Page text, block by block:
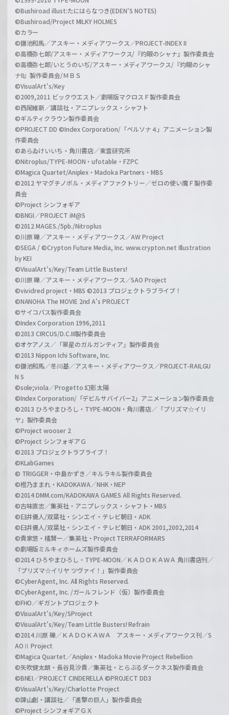
©Bushiroad illust:たにはらなつき(EDEN'S NOTES)
©Bushiroad/Project MILKY HOLMES
©カラー
©鎌池和馬／アスキー・メディアワークス／PROJECT-INDEX II
©高橋弥七郎/アスキー・メディアワークス/『灼眼のシャナ』製作委員会
©高橋弥七郎/いとうのいぢ/アスキー・メディアワークス/『灼眼のシャ
ナII』製作委員会/ＭＢＳ
©VisualArt's/Key
©2009,2011 ビックウエスト／劇場版マクロスＦ製作委員会
©西尾維新／講談社・アニプレックス・シャフト
©ギルティクラウン製作委員会
©PROJECT DD ©Index Corporation/「ペルソナ４」アニメーション製
作委員会
©あらゐけいいち・角川書店／東雲研究所
©Nitroplus/TYPE-MOON・ufotable・FZPC
©Magica Quartet/Aniplex・Madoka Partners・MBS
©2012 ヤマグチノボル・メディアファクトリー／ゼロの使い魔Ｆ製作委
員会
©Project シンフォギア
©BNGI／PROJECT iM@S
©2012 MAGES./5pb./Nitroplus
©川原 礫／アスキー・メディアワークス／AW Project
©SEGA / ©Crypton Future Media, Inc. www.crypton.net Illustration
by KEI
©VisualArt's/Key/Team Little Busters!
©川原 礫／アスキー・メディアワークス／SAO Project
©vividred project・MBS ©2013 プロジェクトラブライブ！
©NANOHA The MOVIE 2nd A's PROJECT
©サイコパス製作委員会
©Index Corporation 1996,2011
©2013 CIRCUS/D.C.III製作委員会
©オケアノス／「翠星のガルガンティア」製作委員会
©2013 Nippon Ichi Software, Inc.
©鎌池和馬／冬川基／アスキー・メディアワークス／PROJECT-RAILGU
N S
©sole;viola／Progetto 幻影太陽
©Index Corporation/「デビルサバイバー2」アニメーション製作委員会
©2013 ひろやまひろし・TYPE-MOON・角川書店／「プリズマ☆イリ
ヤ」製作委員会
©Project wooser 2
©Project シンフォギアＧ
©2013 プロジェクトラブライブ！
©KLabGames
© TRIGGER・中島かずき／キルラキル製作委員会
©橙乃ままれ・KADOKAWA／NHK・NEP
©2014 DMM.com/KADOKAWA GAMES All Rights Reserved.
©古味直志／集英社・アニプレックス・シャフト・MBS
©臼井儀人/双葉社・シンエイ・テレビ朝日・ADK
©臼井儀人/双葉社・シンエイ・テレビ朝日・ADK 2001,2002,2014
©貴家悠・橘賢一／集英社・Project TERRAFORMARS
©劇場版ミルキィホームズ製作委員会
©2014 ひろやまひろし・TYPE-MOON／ＫＡＤＯＫＡＷＡ 角川書店刊／
「プリズマ☆イリヤ ツヴァイ！」製作委員会
©CyberAgent, Inc. All Rights Reserved.
©CyberAgent, Inc. /ガールフレンド（仮）製作委員会
©FHO／ギガントプロジェクト
©VisualArt's/Key/SProject
©VisualArt's/Key/Team Little Busters! Refrain
©2014 川原 礫／ＫＡＤＯＫＡＷＡ アスキー・メディアワークス刊／S
AOⅡ Project
©Magica Quartet／Aniplex・Madoka Movie Project Rebellion
©矢吹健太朗・長谷見沙貴／集英社・とらぶるダークネス製作委員会
©BNEI／PROJECT CINDERELLA ©PROJECT DD3
©VisualArt's/Key/Charlotte Project
©諫山創・講談社／「進撃の巨人」製作委員会
©Project シンフォギアＧＸ